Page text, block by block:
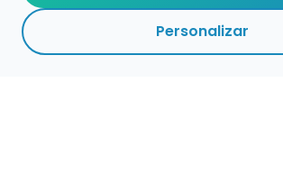
Personalizar